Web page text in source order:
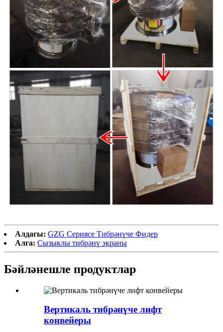
Алдагы: GZG Сериясе Тибрәнүче Фидер
Алга: Сызыклы тибрәнү экраны
Бәйләнешле продуктлар
Вертикаль тибрәнүче лифт
конвейеры